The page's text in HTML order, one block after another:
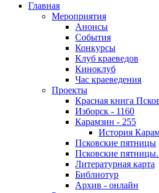
Главная
Мероприятия
Анонсы
События
Конкурсы
Клуб краеведов
Киноклуб
Час краеведения
Проекты
Красная книга
Изборск - 1160
Карамзин - 255
История
Псковские пятницы
Псковские
Литературная карта
Библиотур
Архив - онлайн